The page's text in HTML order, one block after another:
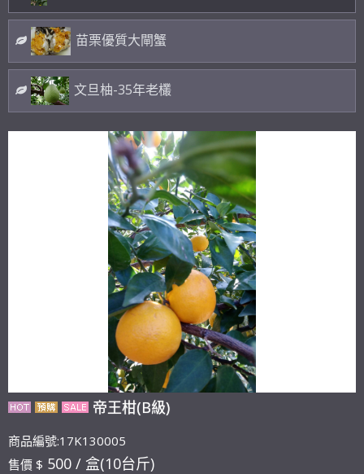
苗栗優質大閘蟹
文旦柚-35年老欉
帝王柑(B級)
商品編號:17K130005
售價 $ 500 / 盒(10台斤)